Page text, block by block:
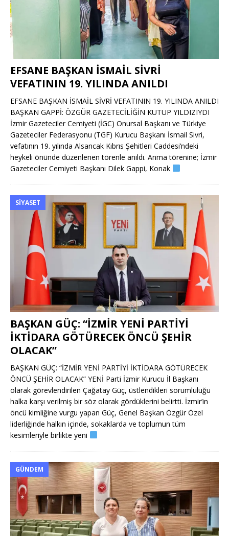
EFSANE BAŞKAN İSMAİL SİVRİ
VEFATININ 19. YILINDA ANILDI
EFSANE BAŞKAN İSMAİL SİVRİ VEFATININ 19. YILINDA ANILDI
BAŞKAN GAPPİ: ÖZGÜR GAZETECİLİĞİN KUTUP YILDIZIYDI
İzmir Gazeteciler Cemiyeti (İGC) Onursal Başkanı ve Türkiye
Gazeteciler Federasyonu (TGF) Kurucu Başkanı İsmail Sivri,
vefatının 19. yılında Alsancak Kıbrıs Şehitleri Caddesi’ndeki
heykeli önünde düzenlenen törenle anıldı. Anma törenine; İzmir
Gazeteciler Cemiyeti Başkanı Dilek Gappi, Konak
SIYASET
BAŞKAN GÜÇ: “İZMİR YENİ PARTİYİ
İKTİDARA GÖTÜRECEK ÖNCÜ ŞEHİR
OLACAK”
BAŞKAN GÜÇ: “İZMİR YENİ PARTİYİ İKTİDARA GÖTÜRECEK
ÖNCÜ ŞEHİR OLACAK” YENİ Parti İzmir Kurucu İl Başkanı
olarak görevlendirilen Çağatay Güç, üstlendikleri sorumluluğu
halka karşı verilmiş bir söz olarak gördüklerini belirtti. İzmir’in
öncü kimliğine vurgu yapan Güç, Genel Başkan Özgür Özel
liderliğinde halkın içinde, sokaklarda ve toplumun tüm
kesimleriyle birlikte yeni
GÜNDEM